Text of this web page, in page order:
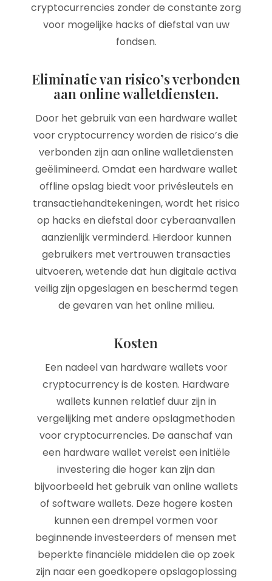
cryptocurrencies zonder de constante zorg
voor mogelijke hacks of diefstal van uw
fondsen.
Eliminatie van risico’s verbonden
aan online walletdiensten.
Door het gebruik van een hardware wallet
voor cryptocurrency worden de risico’s die
verbonden zijn aan online walletdiensten
geëlimineerd. Omdat een hardware wallet
offline opslag biedt voor privésleutels en
transactiehandtekeningen, wordt het risico
op hacks en diefstal door cyberaanvallen
aanzienlijk verminderd. Hierdoor kunnen
gebruikers met vertrouwen transacties
uitvoeren, wetende dat hun digitale activa
veilig zijn opgeslagen en beschermd tegen
de gevaren van het online milieu.
Kosten
Een nadeel van hardware wallets voor
cryptocurrency is de kosten. Hardware
wallets kunnen relatief duur zijn in
vergelijking met andere opslagmethoden
voor cryptocurrencies. De aanschaf van
een hardware wallet vereist een initiële
investering die hoger kan zijn dan
bijvoorbeeld het gebruik van online wallets
of software wallets. Deze hogere kosten
kunnen een drempel vormen voor
beginnende investeerders of mensen met
beperkte financiële middelen die op zoek
zijn naar een goedkopere opslagoplossing